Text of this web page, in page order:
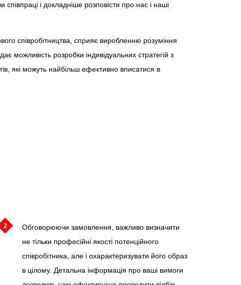
і докладніше розповісти про нас і наші
співробітництва, сприяє виробленню розуміння
можливість розробки індивідуальних стратегій з
які можуть найбільш ефективно вписатися в
2
Обговорюючи замовлення, важливо визначити
не тільки професійні якості потенційного
співробітника, але і охарактеризувати його образ
в цілому. Детальна інформація про ваші вимоги